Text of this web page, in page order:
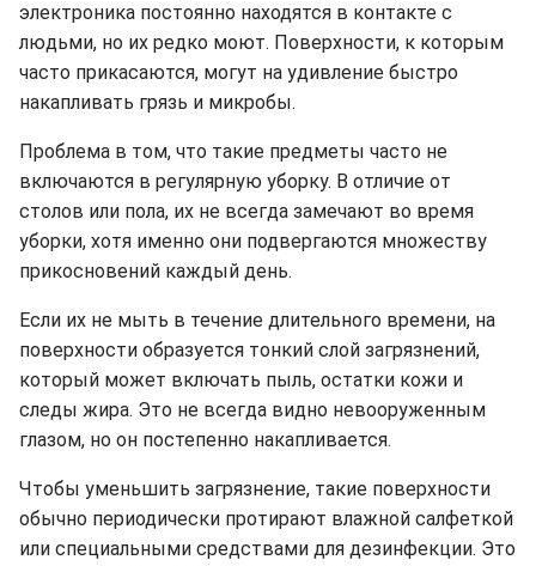
электроника постоянно находятся в контакте с
людьми, но их редко моют. Поверхности, к которым
часто прикасаются, могут на удивление быстро
накапливать грязь и микробы.
Проблема в том, что такие предметы часто не
включаются в регулярную уборку. В отличие от
столов или пола, их не всегда замечают во время
уборки, хотя именно они подвергаются множеству
прикосновений каждый день.
Если их не мыть в течение длительного времени, на
поверхности образуется тонкий слой загрязнений,
который может включать пыль, остатки кожи и
следы жира. Это не всегда видно невооруженным
глазом, но он постепенно накапливается.
Чтобы уменьшить загрязнение, такие поверхности
обычно периодически протирают влажной салфеткой
или специальными средствами для дезинфекции. Это